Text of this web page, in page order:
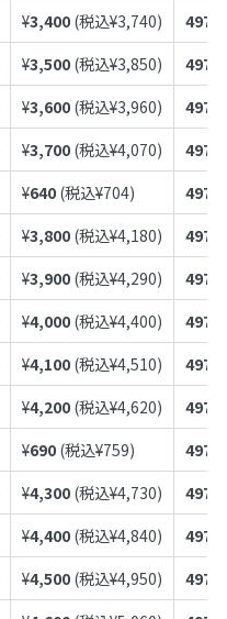
¥3,400 (税込¥3,740)
¥3,500 (税込¥3,850)
¥3,600 (税込¥3,960)
¥3,700 (税込¥4,070)
¥640 (税込¥704)
¥3,800 (税込¥4,180)
¥3,900 (税込¥4,290)
¥4,000 (税込¥4,400)
¥4,100 (税込¥4,510)
¥4,200 (税込¥4,620)
¥690 (税込¥759)
¥4,300 (税込¥4,730)
¥4,400 (税込¥4,840)
¥4,500 (税込¥4,950)